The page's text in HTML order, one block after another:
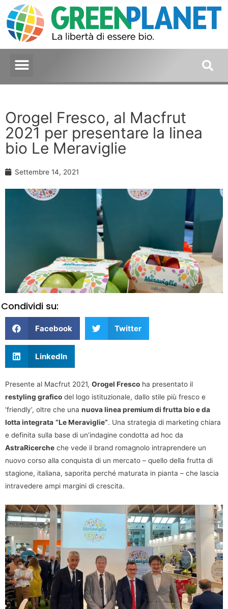
Orogel Fresco, al Macfrut
2021 per presentare la linea
bio Le Meraviglie
Settembre 14, 2021
Condividi su:
Facebook Twitter
LinkedIn
Presente al Macfrut 2021, Orogel Fresco ha presentato il
restyling grafico del logo istituzionale, dallo stile più fresco e
‘friendly’, oltre che una nuova linea premium di frutta bio e da
lotta integrata “Le Meraviglie”. Una strategia di marketing chiara
e definita sulla base di un’indagine condotta ad hoc da
AstraRicerche che vede il brand romagnolo intraprendere un
nuovo corso alla conquista di un mercato – quello della frutta di
stagione, italiana, saporita perché maturata in pianta – che lascia
intravedere ampi margini di crescita.